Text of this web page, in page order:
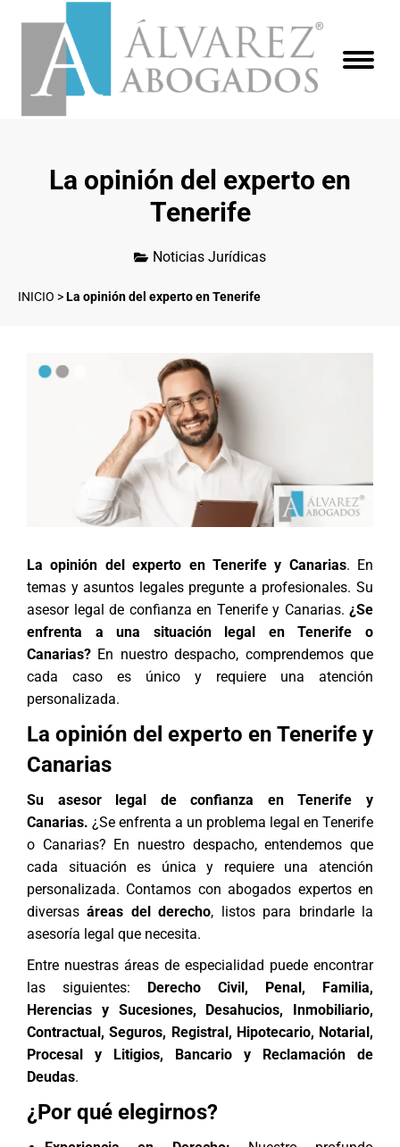
La opinión del experto en
Tenerife
Noticias Jurídicas
INICIO >La opinión del experto en Tenerife
La opinión del experto en Tenerife y Canarias. En
temas y asuntos legales pregunte a profesionales. Su
asesor legal de confianza en Tenerife y Canarias. ¿Se
enfrenta a una situación legal en Tenerife o
Canarias? En nuestro despacho, comprendemos que
cada caso es único y requiere una atención
personalizada.
La opinión del experto en Tenerife y
Canarias
Su asesor legal de confianza en Tenerife y
Canarias. ¿Se enfrenta a un problema legal en Tenerife
o Canarias? En nuestro despacho, entendemos que
cada situación es única y requiere una atención
personalizada. Contamos con abogados expertos en
diversasáreas del derecho, listos para brindarle la
asesoría legal que necesita.
Entre nuestras áreas de especialidad puede encontrar
las siguientes: Derecho Civil, Penal, Familia,
Herencias y Sucesiones, Desahucios, Inmobiliario,
Contractual, Seguros, Registral, Hipotecario, Notarial,
Procesal y Litigios, Bancario y Reclamación de
Deudas.
¿Por qué elegirnos?